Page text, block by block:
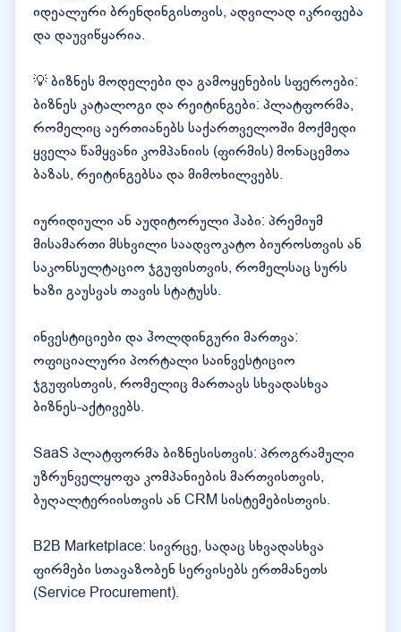
იდეალური ბრენდინგისთვის, ადვილად იკრიფება
და დაუვიწყარია.
💡 ბიზნეს მოდელები და გამოყენების სფეროები:
ბიზნეს კატალოგი და რეიტინგები: პლატფორმა,
რომელიც აერთიანებს საქართველოში მოქმედი
ყველა წამყვანი კომპანიის (ფირმის) მონაცემთა
ბაზას, რეიტინგებსა და მიმოხილვებს.
იურიდიული ან აუდიტორული ჰაბი: პრემიუმ
მისამართი მსხვილი საადვოკატო ბიუროსთვის ან
საკონსულტაციო ჯგუფისთვის, რომელსაც სურს
ხაზი გაუსვას თავის სტატუსს.
ინვესტიციები და ჰოლდინგური მართვა:
ოფიციალური პორტალი საინვესტიციო
ჯგუფისთვის, რომელიც მართავს სხვადასხვა
ბიზნეს-აქტივებს.
SaaS პლატფორმა ბიზნესისთვის: პროგრამული
უზრუნველყოფა კომპანიების მართვისთვის,
ბუღალტერიისთვის ან CRM სისტემებისთვის.
B2B Marketplace: სივრცე, სადაც სხვადასხვა
ფირმები სთავაზობენ სერვისებს ერთმანეთს
(Service Procurement).